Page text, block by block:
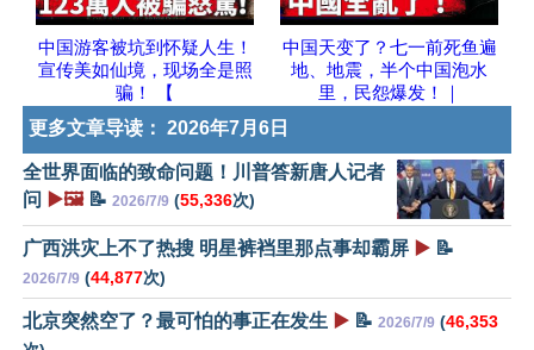
中国游客被坑到怀疑人生！
宣传美如仙境，现场全是照
骗！ 【
中国天变了？七一前死鱼遍
地、地震，半个中国泡水
里，民怨爆发！｜
更多文章导读： 2026年7月6日
全世界面临的致命问题！川普答新唐人记者
问 ▶️🖼️📝 2026/7/9 (55,336次)
广西洪灾上不了热搜 明星裤裆里那点事却霸屏 ▶️ 📝
2026/7/9 (44,877次)
北京突然空了？最可怕的事正在发生 ▶️ 📝 2026/7/9 (46,353